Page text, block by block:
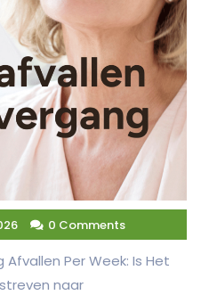
0 Comments
Afvallen Per Week: Is Het
naar